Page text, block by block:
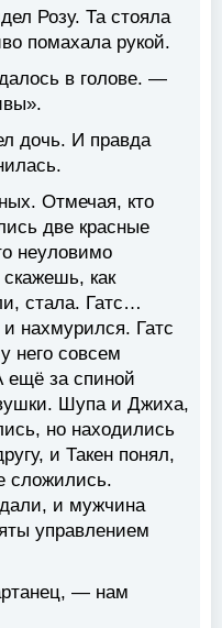
Розу. Та стояла
помахала рукой.
в голове. —
дочь. И правда
Отмечая, кто
две красные
неуловимо
как
стала. Гатс…
нахмурился. Гатс
него совсем
ещё за спиной
Шупа и Джиха,
но находились
и Такен понял,
сложились.
и мужчина
управлением
— нам